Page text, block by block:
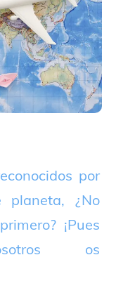
por
¿No
¡Pues
os